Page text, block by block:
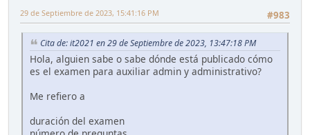
#983
29 de Septiembre de 2023, 15:41:16 PM
Cita de: it2021 en 29 de Septiembre de 2023, 13:47:18 PM
Hola, alguien sabe o sabe dónde está publicado cómo
es el examen para auxiliar admin y administrativo?
Me refiero a
duración del examen